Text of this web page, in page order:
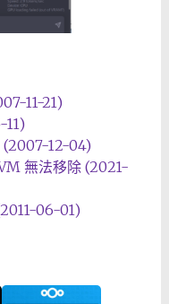
11-21)
11)
(2007-12-04)
無法移除 (2021-
06-01)